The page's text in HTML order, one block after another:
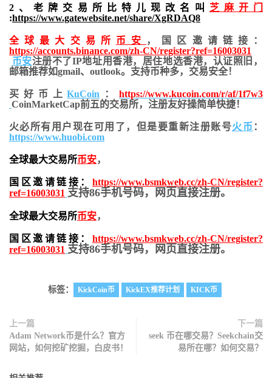
2、老牌交易所比特儿现改名叫 芝麻开门
:https://www.gatewebsite.net/share/XgRDAQ8
全球最大交易所 币安
，国区邀请链接：
https://accounts.binance.com/zh-CN/register?ref=16003031
币安注册不了IP地址用香港，居住地选香港，认证照旧，
邮箱推荐如gmail、outlook。支持币种多，交易安全！
买好币上KuCoin ：https://www.kucoin.com/r/af/1f7w3
CoinMarketCap前五的交易所，注册友好操简单快捷！
火必所有用户现在可用了，但是要重新注册账号火币 ：
https://www.huobi.com
全球最大交易所币安，
国区邀请链接： https://www.bsmkweb.cc/zh-CN/register?
ref=16003031 支持86手机号码，网页直接注册。
全球最大交易所币安，
国区邀请链接： https://www.bsmkweb.cc/zh-CN/register?
ref=16003031 支持86手机号码，网页直接注册。
标签： KickCoin币 KickEX推荐计划 KICK币
上一篇
Adam Network币是什么？官方
网站，如何挖矿挖掘，白皮书！
下一篇
seek 币在哪交易？Seekchain交
易所在哪？如何交易？